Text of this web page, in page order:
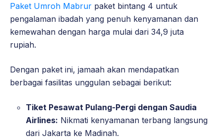
Paket Umroh Mabrur paket bintang 4 untuk
pengalaman ibadah yang penuh kenyamanan dan
kemewahan dengan harga mulai dari 34,9 juta
rupiah.
Dengan paket ini, jamaah akan mendapatkan
berbagai fasilitas unggulan sebagai berikut:
Tiket Pesawat Pulang-Pergi dengan Saudia
Airlines: Nikmati kenyamanan terbang langsung
dari Jakarta ke Madinah.